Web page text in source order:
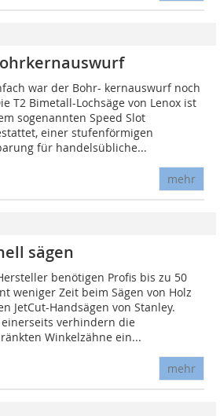
war der Bohr- kernauswurf noch
T2 Bimetall-Lochsäge von Lenox ist
sogenannten Speed Slot
einer stufenförmigen
für handelsübliche...
mehr
sägen
benötigen Profis bis zu 50
weniger Zeit beim Sägen von Holz
JetCut-Handsägen von Stanley.
einerseits verhindern die
Winkelzähne ein...
mehr